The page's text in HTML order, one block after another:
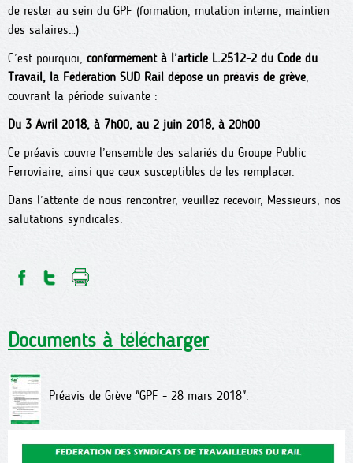
de rester au sein du GPF (formation, mutation interne, maintien
des salaires…)
C’est pourquoi, conformément à l’article L.2512-2 du Code du
Travail, la Fédération SUD Rail dépose un préavis de grève,
couvrant la période suivante :
Du 3 Avril 2018, à 7h00, au 2 juin 2018, à 20h00
Ce préavis couvre l’ensemble des salariés du Groupe Public
Ferroviaire, ainsi que ceux susceptibles de les remplacer.
Dans l’attente de nous rencontrer, veuillez recevoir, Messieurs, nos
salutations syndicales.
Documents à télécharger
Préavis de Grève "GPF - 28 mars 2018".